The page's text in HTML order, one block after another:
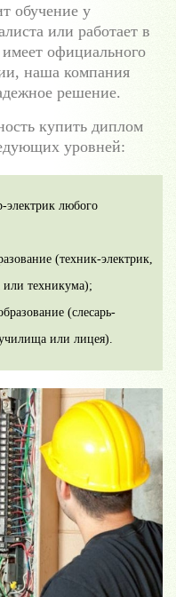
обучение у
или работает в
официального
наша компания
решение.
купить диплом
уровней:
электрик любого
(техник-электрик,
или техникума);
(слесарь-
или лицея).